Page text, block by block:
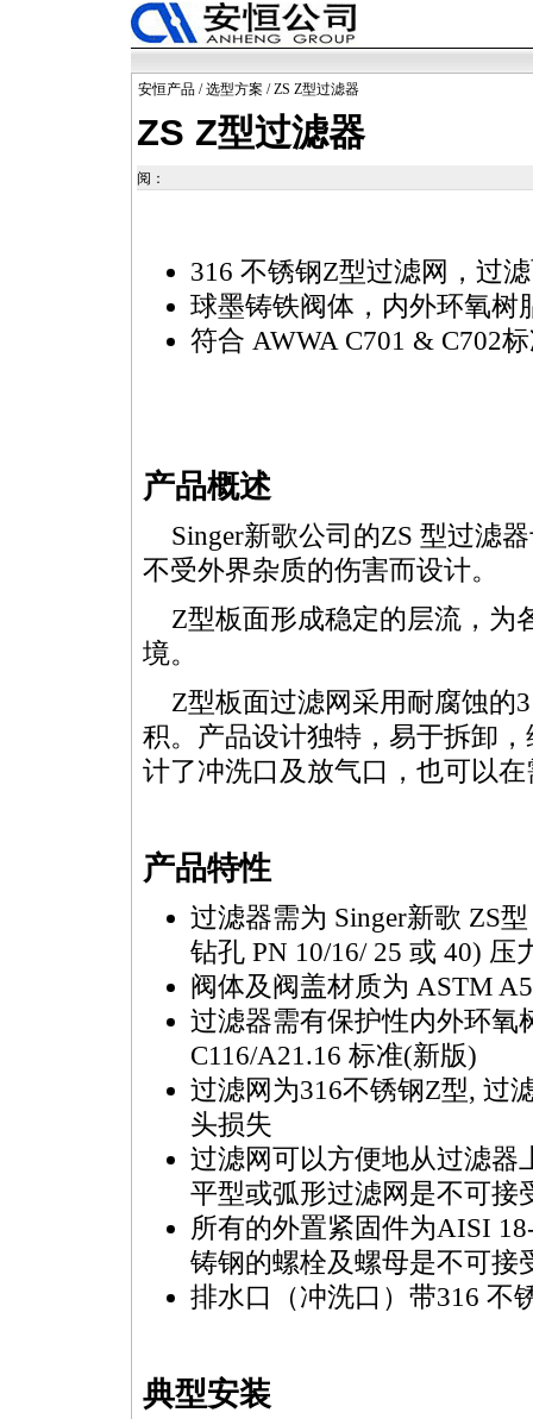
安恒产品 /选型方案 / ZS Z型过滤器
ZS Z型过滤器
阅：
316 不锈钢Z型过滤网，过
球墨铸铁阀体，内外环氧树
符合 AWWA C701 & C702
产品概述
Singer新歌公司的ZS 型过滤
不受外界杂质的伤害而设计。
Z型板面形成稳定的层流，为
境。
Z型板面过滤网采用耐腐蚀的
积。产品设计独特，易于拆卸
计了冲洗口及放气口，也可以
产品特性
过滤器需为 Singer新歌 ZS
钻孔 PN 10/16/ 25 或 40) 压
阀体及阀盖材质为 ASTM
过滤器需有保护性内外环氧
C116/A21.16 标准(新版)
过滤网为316不锈钢Z型, 过
头损失
过滤网可以方便地从过滤器
平型或弧形过滤网是不可接
所有的外置紧固件为AISI
铸钢的螺栓及螺母是不可接
排水口（冲洗口）带316 不
典型安装